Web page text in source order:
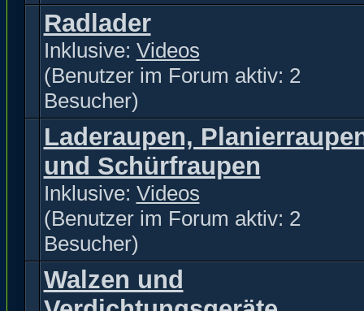
Radlader
Inklusive: Videos
(Benutzer im Forum aktiv: 2
Besucher)
Laderaupen,
und Schürfraupen
Inklusive: Videos
(Benutzer im Forum aktiv: 2
Besucher)
Walzen und